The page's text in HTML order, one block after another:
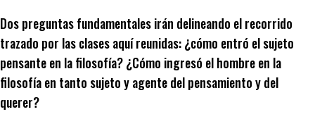
Dos preguntas fundamentales irán delineando el recorrido
trazado por las clases aquí reunidas: ¿cómo entró el sujeto
pensante en la filosofía? ¿Cómo ingresó el hombre en la
filosofía en tanto sujeto y agente del pen­samiento y del
querer?